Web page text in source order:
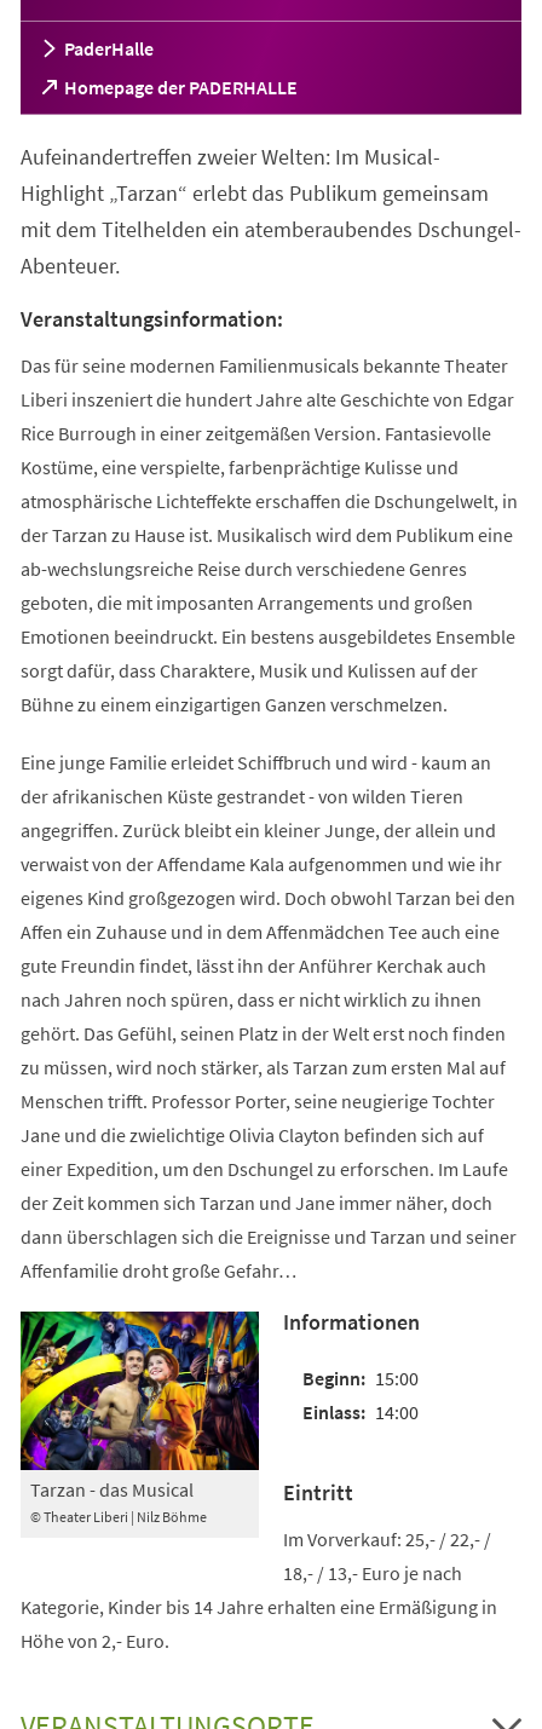
PaderHalle
Homepage der PADERHALLE
(Öffnet
in
neuen
Tab)
Aufeinandertreffen zweier Welten: Im Musical-
Highlight „Tarzan“ erlebt das Publikum gemeinsam
mit dem Titelhelden ein atemberaubendes Dschungel-
Abenteuer.
Veranstaltungsinformation:
Das für seine modernen Familienmusicals bekannte Theater
Liberi inszeniert die hundert Jahre alte Geschichte von Edgar
Rice Burrough in einer zeitgemäßen Version. Fantasievolle
Kostüme, eine verspielte, farbenprächtige Kulisse und
atmosphärische Lichteffekte erschaffen die Dschungelwelt, in
der Tarzan zu Hause ist. Musikalisch wird dem Publikum eine
ab-wechslungsreiche Reise durch verschiedene Genres
geboten, die mit imposanten Arrangements und großen
Emotionen beeindruckt. Ein bestens ausgebildetes Ensemble
sorgt dafür, dass Charaktere, Musik und Kulissen auf der
Bühne zu einem einzigartigen Ganzen verschmelzen.
Eine junge Familie erleidet Schiffbruch und wird - kaum an
der afrikanischen Küste gestrandet - von wilden Tieren
angegriffen. Zurück bleibt ein kleiner Junge, der allein und
verwaist von der Affendame Kala aufgenommen und wie ihr
eigenes Kind großgezogen wird. Doch obwohl Tarzan bei den
Affen ein Zuhause und in dem Affenmädchen Tee auch eine
gute Freundin findet, lässt ihn der Anführer Kerchak auch
nach Jahren noch spüren, dass er nicht wirklich zu ihnen
gehört. Das Gefühl, seinen Platz in der Welt erst noch finden
zu müssen, wird noch stärker, als Tarzan zum ersten Mal auf
Menschen trifft. Professor Porter, seine neugierige Tochter
Jane und die zwielichtige Olivia Clayton befinden sich auf
einer Expedition, um den Dschungel zu erforschen. Im Laufe
der Zeit kommen sich Tarzan und Jane immer näher, doch
dann überschlagen sich die Ereignisse und Tarzan und seiner
Affenfamilie droht große Gefahr…
© Theater Liberi | Nilz Böhme
Tarzan - das Musical
Informationen
15:00
14:00
Eintritt
Im Vorverkauf: 25,- / 22,- /
18,- / 13,- Euro je nach
Kategorie, Kinder bis 14 Jahre erhalten eine Ermäßigung in
Höhe von 2,- Euro.